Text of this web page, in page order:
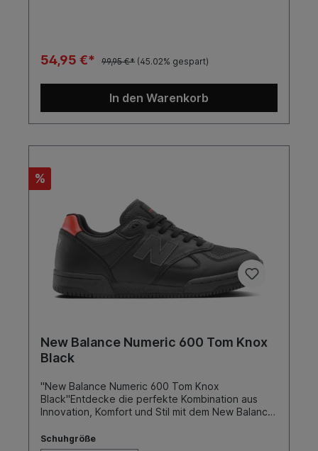
54,95 €* 99,95 €* (45.02% gespart)
In den Warenkorb
%
New Balance Numeric 600 Tom Knox
Black
"New Balance Numeric 600 Tom Knox
Black"Entdecke die perfekte Kombination aus
Innovation, Komfort und Stil mit dem New Balance
Zusammenarbeit mit dem renommierten Skater
Schuhgröße